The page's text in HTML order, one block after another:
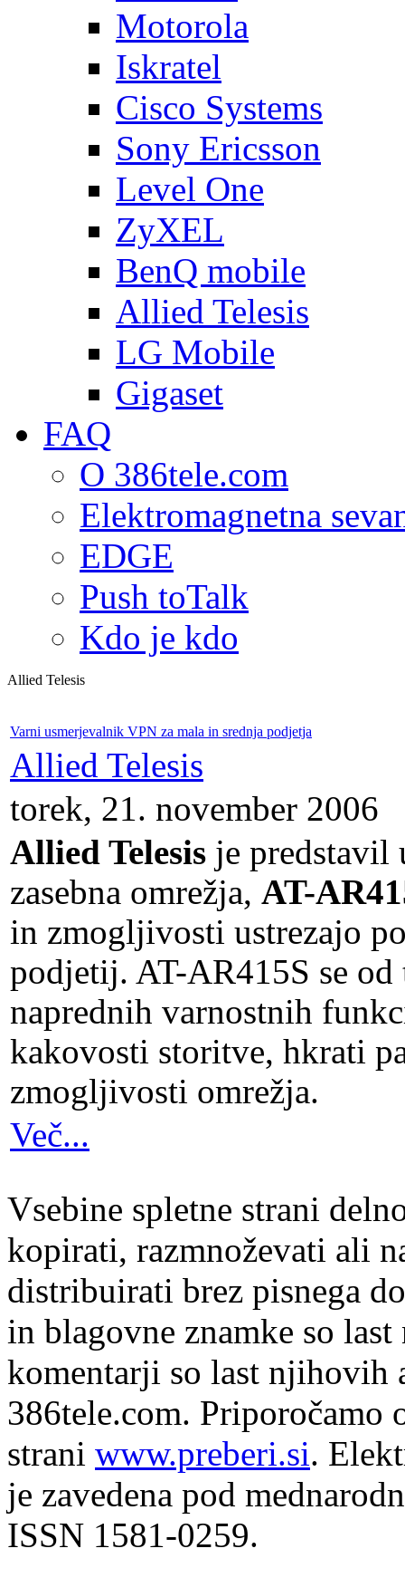
Motorola
Iskratel
Cisco Systems
Sony Ericsson
Level One
ZyXEL
BenQ mobile
Allied Telesis
LG Mobile
Gigaset
FAQ
O 386tele.com
Elektromagnetna
EDGE
Push toTalk
Kdo je kdo
Allied Telesis
Varni usmerjevalnik VPN za mala in srednja podjetja
Allied Telesis
torek, 21. november 2006
Allied Telesis je predstavil
zasebna omrežja, AT-
in zmogljivosti ustrezajo
podjetij. AT-AR415S se
naprednih varnostnih
kakovosti storitve, hkrati
zmogljivosti omrežja.
Več...
Vsebine spletne strani
kopirati, razmnoževati ali
distribuirati brez pisnega
in blagovne znamke so
komentarji so last njihovih
386tele.com. Priporočamo
strani www.preberi.si.
je zavedena pod
ISSN 1581-0259.